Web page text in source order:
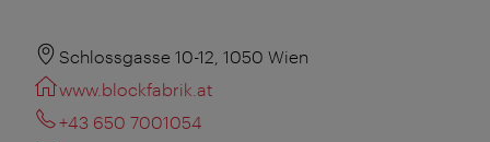
Schlossgasse 10-12, 1050 Wien
www.blockfabrik.at
+43 650 7001054